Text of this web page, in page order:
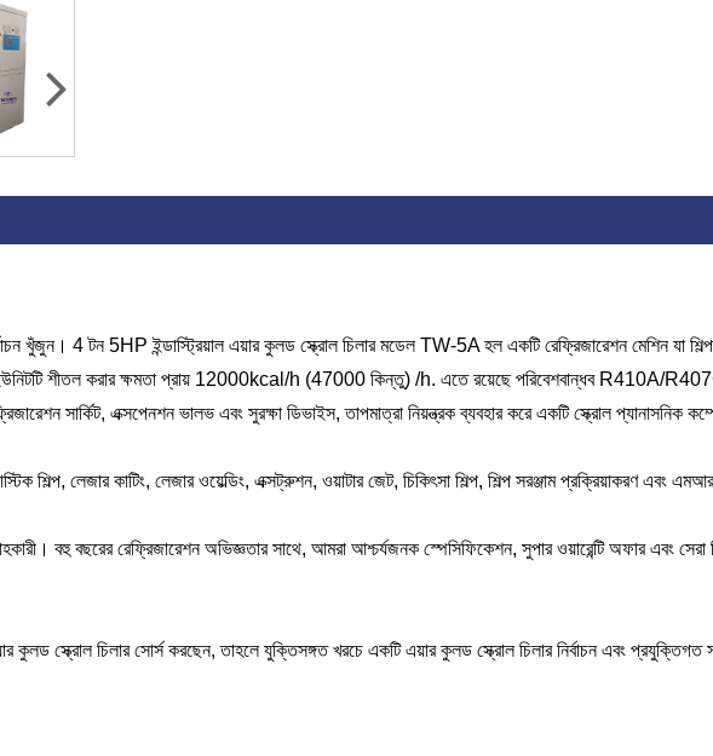
খুঁজুন। 4 টন 5HP ইন্ডাস্ট্রিয়াল এয়ার কুলড স্ক্রোল চিলার মডেল TW-5A হল একটি রেফ্রিজারেশন মেশিন যা
শীতল করার ক্ষমতা প্রায় 12000kcal/h (47000 কিন্তু) /h. এতে রয়েছে পরিবেশবান্ধব R410A/R407C
সার্কিট, এক্সপেনশন ভালভ এবং সুরক্ষা ডিভাইস, তাপমাত্রা নিয়ন্ত্রক ব্যবহার করে একটি স্ক্রোল প্যানাসনিক
শিল্প, লেজার কাটিং, লেজার ওয়েল্ডিং, এক্সট্রুশন, ওয়াটার জেট, চিকিৎসা শিল্প, শিল্প সরঞ্জাম প্রক্রিয়াকরণ এবং
বহু বছরের রেফ্রিজারেশন অভিজ্ঞতার সাথে, আমরা আশ্চর্যজনক স্পেসিফিকেশন, সুপার ওয়ারেন্টি অফার এবং সেরা
স্ক্রোল চিলার সোর্স করছেন, তাহলে যুক্তিসঙ্গত খরচে একটি এয়ার কুলড স্ক্রোল চিলার নির্বাচন এবং প্রযুক্তিগত